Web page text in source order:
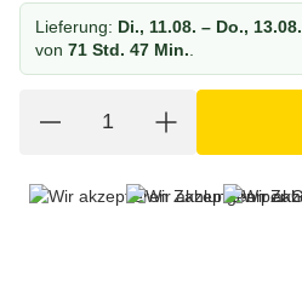
Lieferung: Di., 11.08. – Do., 13.08.
von 71 Std. 47 Min.